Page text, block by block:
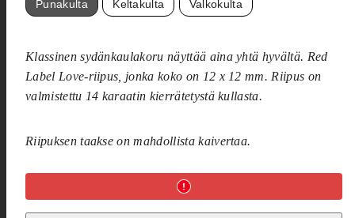
Punakulta Keltakulta Valkokulta
Klassinen sydänkaulakoru näyttää aina yhtä hyvältä. Red
Label Love-riipus, jonka koko on 12 x 12 mm. Riipus on
valmistettu 14 karaatin kierrätetystä kullasta.
Riipuksen taakse on mahdollista kaivertaa.